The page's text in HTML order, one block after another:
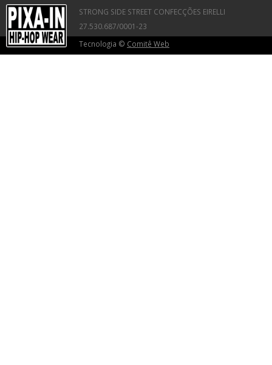
STRONG SIDE STREET CONFECÇÕES EIRELLI
27.530.687/0001-23
Tecnologia © Comitê Web